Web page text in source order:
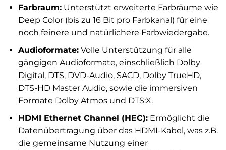
Farbraum:Unterstützt erweiterte Farbräume wie
Deep Color (bis zu 16 Bit pro Farbkanal) für eine
noch feinere und natürlichere Farbwiedergabe.
Audioformate:Volle Unterstützung für alle
gängigen Audioformate, einschließlich Dolby
Digital, DTS, DVD-Audio, SACD, Dolby TrueHD,
DTS-HD Master Audio, sowie die immersiven
Formate Dolby Atmos und DTS:X.
HDMI Ethernet Channel (HEC):Ermöglicht die
Datenübertragung über das HDMI-Kabel, was z.B.
die gemeinsame Nutzung einer